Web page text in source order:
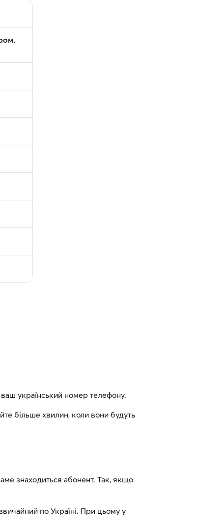
український номер телефону.
більше хвилин, коли вони будуть
знаходиться абонент. Так, якщо
по Україні. При цьому у